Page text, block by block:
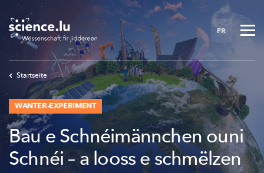
to
main
content
FR
Startseite
WANTER-EXPERIMENT
Bau e Schnéimännchen ouni
Schnéi – a looss e schmëlzen